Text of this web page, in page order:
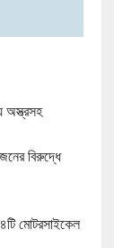
অস্ত্রসহ
বিরুদ্ধে
মোটরসাইকেল